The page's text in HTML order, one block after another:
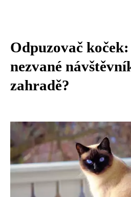
Odpuzovač
nezvané
zahradě?